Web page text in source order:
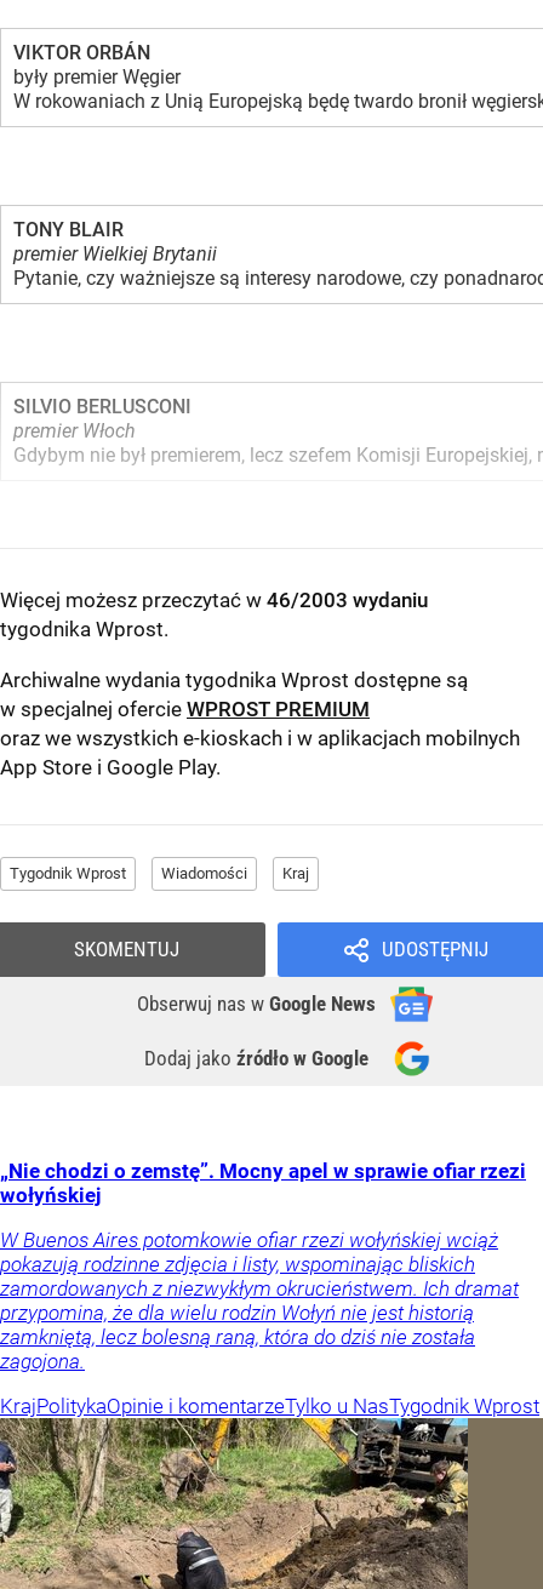
VIKTOR ORBÁN
były premier Węgier
W rokowaniach z Unią Europejską będę twardo bronił
TONY BLAIR
premier Wielkiej Brytanii
Pytanie, czy ważniejsze są interesy narodowe, czy
SILVIO BERLUSCONI
premier Włoch
Gdybym nie był premierem, lecz szefem Komisji
Więcej możesz przeczytać w 46/2003 wydaniu
tygodnika Wprost.
Archiwalne wydania tygodnika Wprost dostępne są
w specjalnej ofercie WPROST PREMIUM
oraz we wszystkich e-kioskach i w aplikacjach mobilnych
App Store i Google Play.
Tygodnik Wprost Wiadomości Kraj
UDOSTĘPNIJ
Obserwuj nas w Google News
Dodaj jako źródło w Google
SKOMENTUJ
„Nie chodzi o zemstę”. Mocny apel w sprawie ofiar rzezi
wołyńskiej
W Buenos Aires potomkowie ofiar rzezi wołyńskiej wciąż
pokazują rodzinne zdjęcia i listy, wspominając bliskich
zamordowanych z niezwykłym okrucieństwem. Ich dramat
przypomina, że dla wielu rodzin Wołyń nie jest historią
zamkniętą, lecz bolesną raną, która do dziś nie została
zagojona.
KrajPolitykaOpinie i komentarzeTylko u NasTygodnik Wprost